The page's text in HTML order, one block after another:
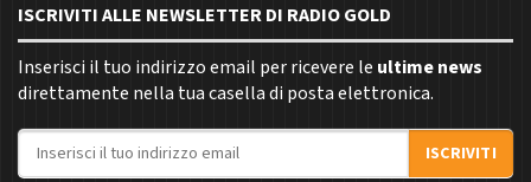
ISCRIVITI ALLE NEWSLETTER DI RADIO GOLD
Inserisci il tuo indirizzo email per ricevere le ultime news
direttamente nella tua casella di posta elettronica.
Indirizzo email
ISCRIVITI